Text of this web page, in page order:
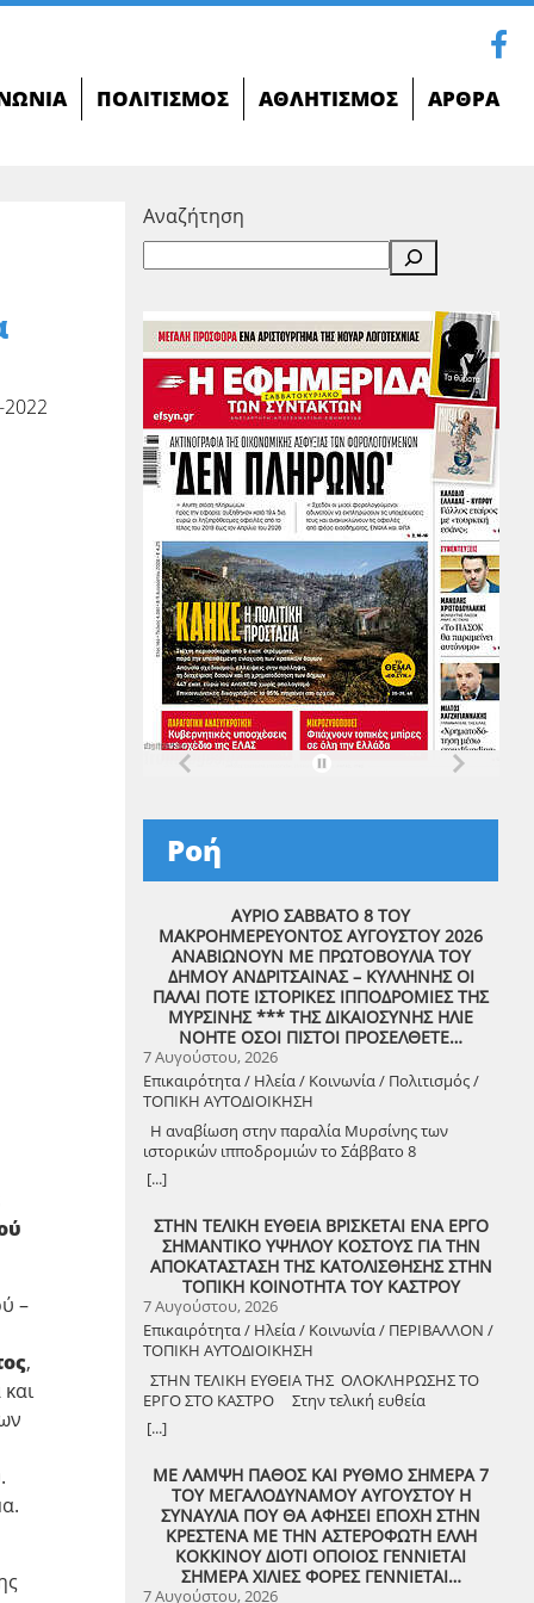
ΠΟΛΙΤΙΣΜΌΣ ΑΘΛΗΤΙΣΜΌΣ ΆΡΘΡΑ
–
,
Αναζήτηση
Ροή
ΑΥΡΙΟ ΣΑΒΒΑΤΟ 8 ΤΟΥ
ΜΑΚΡΟΗΜΕΡΕΥΟΝΤΟΣ ΑΥΓΟΥΣΤΟΥ 2026
ΑΝΑΒΙΩΝΟΥΝ ΜΕ ΠΡΩΤΟΒΟΥΛΙΑ ΤΟΥ
ΔΗΜΟΥ ΑΝΔΡΙΤΣΑΙΝΑΣ – ΚΥΛΛΗΝΗΣ ΟΙ
ΠΑΛΑΙ ΠΟΤΕ ΙΣΤΟΡΙΚΕΣ ΙΠΠΟΔΡΟΜΙΕΣ ΤΗΣ
ΜΥΡΣΙΝΗΣ *** ΤΗΣ ΔΙΚΑΙΟΣΥΝΗΣ ΗΛΙΕ
ΝΟΗΤΕ ΟΣΟΙ ΠΙΣΤΟΙ ΠΡΟΣΕΛΘΕΤΕ…
7 Αυγούστου, 2026
Επικαιρότητα / Ηλεία / Κοινωνία / Πολιτισμός /
ΤΟΠΙΚΗ ΑΥΤΟΔΙΟΙΚΗΣΗ
Η αναβίωση στην παραλία Μυρσίνης των
ιστορικών ιπποδρομιών το Σάββατο 8
Αυγούστου 2026
[...]
ΣΤΗΝ ΤΕΛΙΚΗ ΕΥΘΕΙΑ ΒΡΙΣΚΕΤΑΙ ΕΝΑ ΕΡΓΟ
ΣΗΜΑΝΤΙΚΟ ΥΨΗΛΟΥ ΚΟΣΤΟΥΣ ΓΙΑ ΤΗΝ
ΑΠΟΚΑΤΑΣΤΑΣΗ ΤΗΣ ΚΑΤΟΛΙΣΘΗΣΗΣ ΣΤΗΝ
ΤΟΠΙΚΗ ΚΟΙΝΟΤΗΤΑ ΤΟΥ ΚΑΣΤΡΟΥ
7 Αυγούστου, 2026
Επικαιρότητα / Ηλεία / Κοινωνία / ΠΕΡΙΒΑΛΛΟΝ /
ΤΟΠΙΚΗ ΑΥΤΟΔΙΟΙΚΗΣΗ
ΣΤΗΝ ΤΕΛΙΚΗ ΕΥΘΕΙΑ ΤΗΣ ΟΛΟΚΛΗΡΩΣΗΣ ΤΟ
ΕΡΓΟ ΣΤΟ ΚΑΣΤΡΟ Στην τελική ευθεία
ολοκλήρωσης βρίσκεται το κρίσιμο έργο
αποκατάστασης της κατολίσθησης στην Τ.Κ.
ευρώ. Έπειτα από αυτοψία που πραγματοποίησε
ο Δήμαρχος Ανδραβίδας-Κυλλήνης, Γιάννης
Λέντζας, μαζί με κλιμάκιο της Τεχνικής Υπηρεσίας
και εκπροσώπους της δημοτικής αρχής,
διαπιστώθηκε πως οι παρεμβάσεις προχωρούν
άμεσα και αυστηρά εντός των
[...]
ΜΕ ΛΑΜΨΗ ΠΑΘΟΣ ΚΑΙ ΡΥΘΜΟ ΣΗΜΕΡΑ 7
ΤΟΥ ΜΕΓΑΛΟΔΥΝΑΜΟΥ ΑΥΓΟΥΣΤΟΥ Η
ΣΥΝΑΥΛΙΑ ΠΟΥ ΘΑ ΑΦΗΣΕΙ ΕΠΟΧΗ ΣΤΗΝ
ΚΡΕΣΤΕΝΑ ΜΕ ΤΗΝ ΑΣΤΕΡΟΦΩΤΗ ΕΛΛΗ
ΚΟΚΚΙΝΟΥ ΔΙΟΤΙ ΟΠΟΙΟΣ ΓΕΝΝΙΕΤΑΙ
ΣΗΜΕΡΑ ΧΙΛΙΕΣ ΦΟΡΕΣ ΓΕΝΝΙΕΤΑΙ…
7 Αυγούστου, 2026